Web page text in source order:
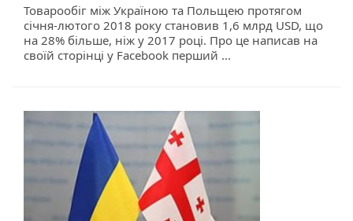
Товарообіг між Україною та Польщею протягом
січня-лютого 2018 року становив 1,6 млрд USD, що
на 28% більше, ніж у 2017 році. Про це написав на
своїй сторінці у Facebook перший ...